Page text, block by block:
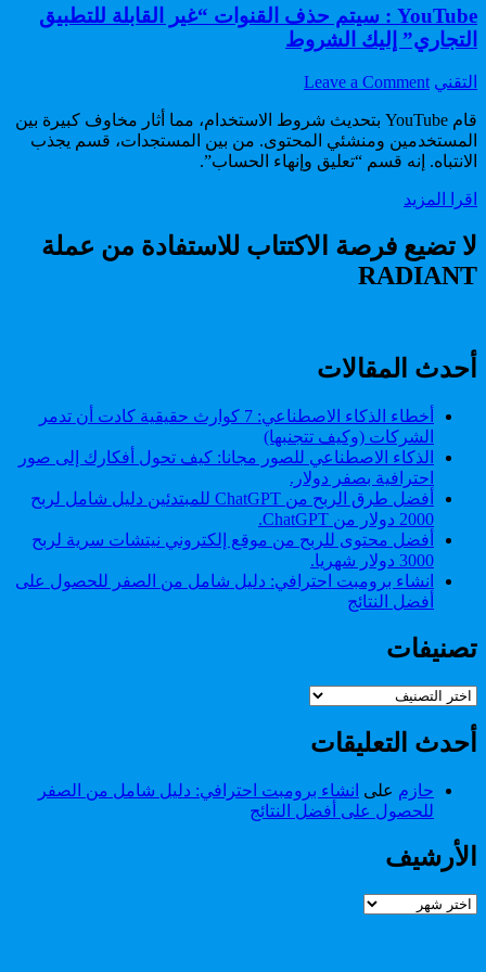
YouTube : سيتم حذف القنوات “غير القابلة للتطبيق
التجاري” إليك الشروط
Author:
التقني Leave a Comment
on
سيتم
حذف
للتطبيق
التجاري”
قام YouTube بتحديث شروط الاستخدام، مما أثار مخاوف كبيرة بين
المستخدمين ومنشئي المحتوى. من بين المستجدات، قسم يجذب
الانتباه. إنه قسم “تعليق وإنهاء الحساب”.
اقرا المزيد
سيتم
حذف
القنوات
التجاري”
إليك
لا تضيع فرصة الاكتتاب للاستفادة من عملة
RADIANT
أحدث المقالات
أخطاء الذكاء الاصطناعي: 7 كوارث حقيقية كادت أن تدمر
الشركات (وكيف تتجنبها)
الذكاء الاصطناعي للصور مجانا: كيف تحول أفكارك إلى صور
احترافية بصفر دولار.
أفضل طرق الربح من ChatGPT للمبتدئين دليل شامل لربح
2000 دولار من ChatGPT.
أفضل محتوى للربح من موقع إلكتروني نيتشات سرية لربح
3000 دولار شهريا.
انشاء برومبت احترافي: دليل شامل من الصفر للحصول على
أفضل النتائج
تصنيفات
تصنيفات
أحدث التعليقات
حازم على انشاء برومبت احترافي: دليل شامل من الصفر
للحصول على أفضل النتائج
الأرشيف
الأرشيف